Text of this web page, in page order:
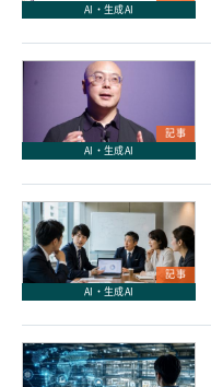
AI・生成AI
記事
AI・生成AI
記事
AI・生成AI